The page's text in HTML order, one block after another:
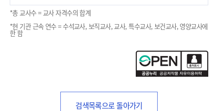
*총 교사수 = 교사 자격수의 합계
*현 기관 근속 연수 = 수석교사, 보직교사, 교사, 특수교사, 보건교사, 영양교사에
한 함
검색목록으로 돌아가기